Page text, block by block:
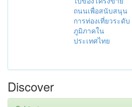
ถนนเพื่อสนับสนุน
การท่องเที่ยวระดับ
ภูมิภาคใน
ประเทศไทย
Discover